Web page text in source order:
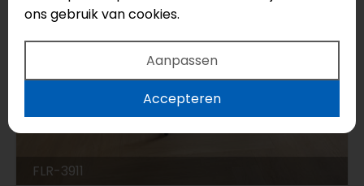
FLR-3911
ons gebruik van cookies.
Aanpassen
Accepteren